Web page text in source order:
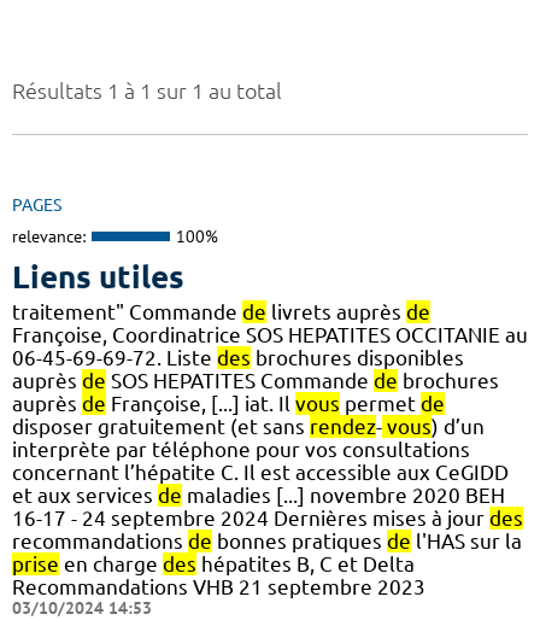
Résultats 1 à 1 sur 1 au total
PAGES
relevance: 100%
Liens utiles
traitement" Commande de livrets auprès de
Françoise, Coordinatrice SOS HEPATITES OCCITANIE au
06-45-69-69-72. Liste des brochures disponibles
auprès de SOS HEPATITES Commande de brochures
auprès de Françoise, [...] iat. Il vous permet de
disposer gratuitement (et sans rendez- vous) d’un
interprète par téléphone pour vos consultations
concernant l’hépatite C. Il est accessible aux CeGIDD
et aux services de maladies [...] novembre 2020 BEH
16-17 - 24 septembre 2024 Dernières mises à jour des
recommandations de bonnes pratiques de l'HAS sur la
prise en charge des hépatites B, C et Delta
Recommandations VHB 21 septembre 2023
03/10/2024 14:53